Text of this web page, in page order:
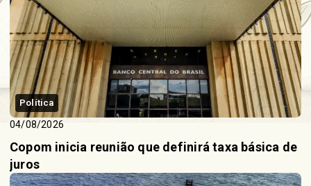
Política
04/08/2026
Copom inicia reunião que definirá taxa básica de
juros